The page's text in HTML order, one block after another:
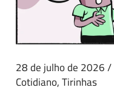
28 de julho de 2026/
Cotidiano,Tirinhas